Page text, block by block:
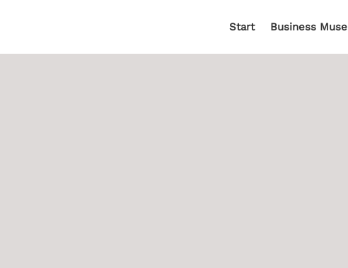
Start Business Muse